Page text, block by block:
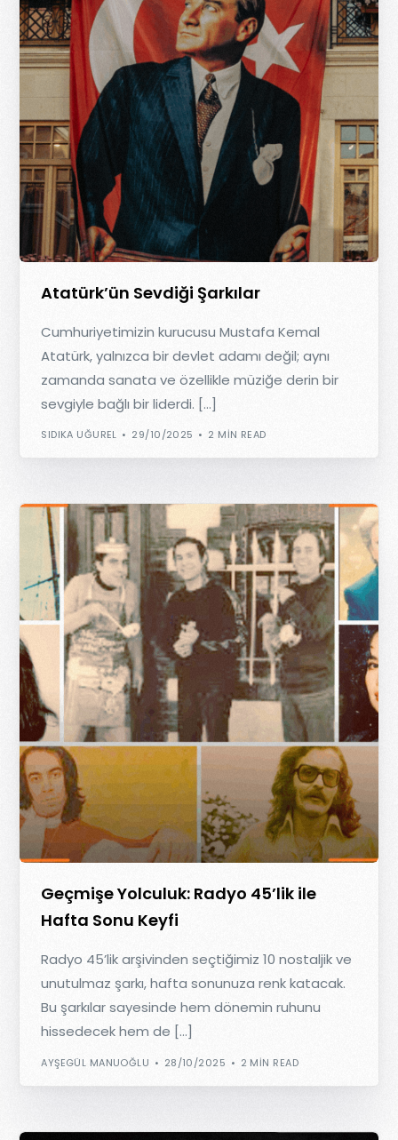
Atatürk’ün Sevdiği Şarkılar
Cumhuriyetimizin kurucusu Mustafa Kemal
Atatürk, yalnızca bir devlet adamı değil; aynı
zamanda sanata ve özellikle müziğe derin bir
sevgiyle bağlı bir liderdi. […]
SIDIKA UĞUREL 29/10/2025 2 MIN READ
Geçmişe Yolculuk: Radyo 45’lik ile
Hafta Sonu Keyfi
Radyo 45’lik arşivinden seçtiğimiz 10 nostaljik ve
unutulmaz şarkı, hafta sonunuza renk katacak.
Bu şarkılar sayesinde hem dönemin ruhunu
hissedecek hem de […]
AYŞEGÜL MANUOĞLU 28/10/2025 2 MIN READ